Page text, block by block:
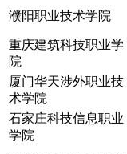
濮阳职业技术学院
重庆建筑科技职业学
院
厦门华天涉外职业技
术学院
石家庄科技信息职业
学院